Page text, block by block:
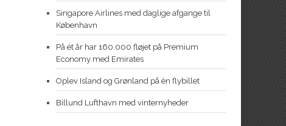
Singapore Airlines med daglige afgange til
København
På ét år har 160.000 fløjet på Premium
Economy med Emirates
Oplev Island og Grønland på én flybillet
Billund Lufthavn med vinternyheder